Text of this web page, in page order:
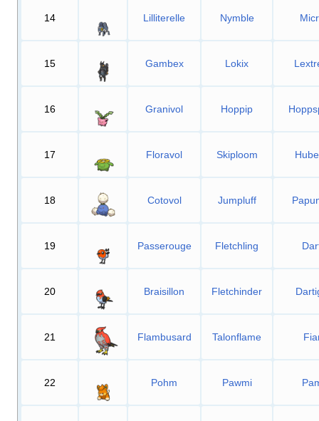
14 Lilliterelle Nymble
15 Gambex Lokix
16 Granivol Hoppip
17 Floravol Skiploom
18 Cotovol Jumpluff
19 Passerouge Fletchling
20 Braisillon Fletchinder
21 Flambusard Talonflame
22 Pohm Pawmi